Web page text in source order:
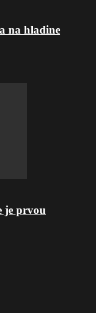
na hladine
je prvou